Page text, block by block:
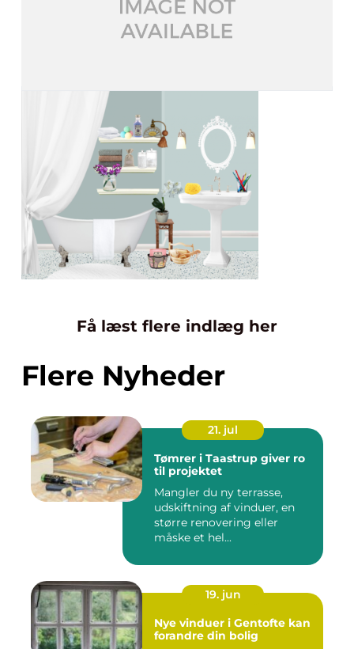
Få læst flere indlæg her
Flere Nyheder
21. jul
Tømrer i Taastrup giver ro
til projektet
Mangler du ny terrasse,
udskiftning af vinduer, en
større renovering eller
måske et hel...
19. jun
Nye vinduer i Gentofte kan
forandre din bolig